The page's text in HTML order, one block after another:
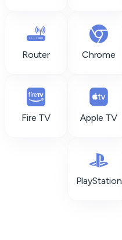
Router Chrome
Fire TV Apple TV
PlayStation